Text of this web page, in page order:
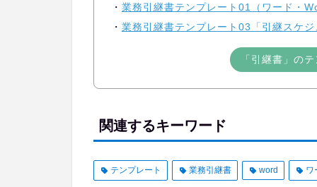
業務引継書テンプレート01（ワード・
業務引継書テンプレート03「引継スケ
「引継書」の
関連するキーワード
テンプレート 業務引継書 word ワ